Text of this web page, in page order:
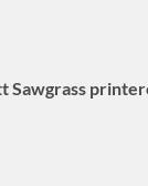
Sawgrass